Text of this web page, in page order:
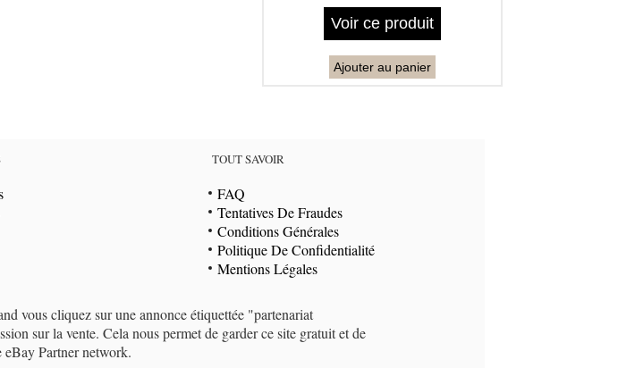
Voir ce produit
Ajouter au panier
TOUT SAVOIR
FAQ
Tentatives De Fraudes
Conditions Générales
Politique De Confidentialité
Mentions Légales
vous cliquez sur une annonce étiquettée "partenariat
sur la vente. Cela nous permet de garder ce site gratuit et de
Partner network.